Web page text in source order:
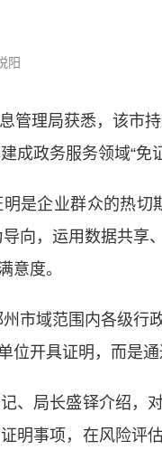
阳
理局获悉，该市持
政务服务领域“免
企业群众的热切
向，运用数据共享
意度。
市域范围内各级行
开具证明，而是通
局长盛铎介绍，对
明事项，在风险评